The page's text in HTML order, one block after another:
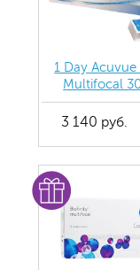
1 Day
Multifocal
3 140 руб.